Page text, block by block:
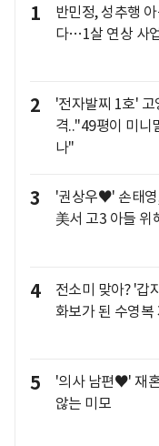
1
반민정, 성추행
다…1살 연상 사
2
'전자발찌 1호' 고
격.."49평이 미니
나"
3
'권상우♥' 손태영
美서 고3 아들 위
4
전소미 맞아? '갑
화보가 된 수영복
5
'의사 남편♥' 재
않는 미모